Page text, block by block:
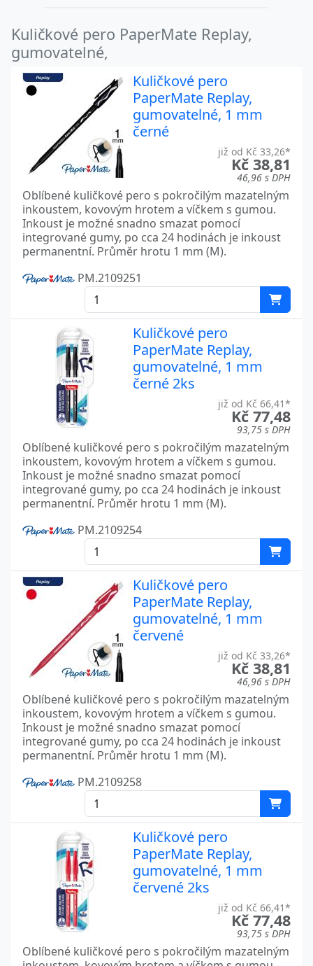
Kuličkové pero PaperMate Replay,
gumovatelné,
Kuličkové pero
PaperMate Replay,
gumovatelné, 1 mm
černé
již od Kč 33,26*
Kč 38,81
46,96 s DPH
Oblíbené kuličkové pero s pokročilým mazatelným
inkoustem, kovovým hrotem a víčkem s gumou.
Inkoust je možné snadno smazat pomocí
integrované gumy, po cca 24 hodinách je inkoust
permanentní. Průměr hrotu 1 mm (M).
PM.2109251
Kuličkové pero
PaperMate Replay,
gumovatelné, 1 mm
černé 2ks
již od Kč 66,41*
Kč 77,48
93,75 s DPH
Oblíbené kuličkové pero s pokročilým mazatelným
inkoustem, kovovým hrotem a víčkem s gumou.
Inkoust je možné snadno smazat pomocí
integrované gumy, po cca 24 hodinách je inkoust
permanentní. Průměr hrotu 1 mm (M).
PM.2109254
Kuličkové pero
PaperMate Replay,
gumovatelné, 1 mm
červené
již od Kč 33,26*
Kč 38,81
46,96 s DPH
Oblíbené kuličkové pero s pokročilým mazatelným
inkoustem, kovovým hrotem a víčkem s gumou.
Inkoust je možné snadno smazat pomocí
integrované gumy, po cca 24 hodinách je inkoust
permanentní. Průměr hrotu 1 mm (M).
PM.2109258
Kuličkové pero
PaperMate Replay,
gumovatelné, 1 mm
červené 2ks
již od Kč 66,41*
Kč 77,48
93,75 s DPH
Oblíbené kuličkové pero s pokročilým mazatelným